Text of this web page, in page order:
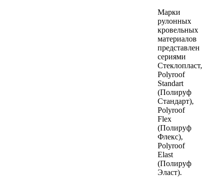
Марки
рулонных
кровельных
материалов
представлен
сериями
Стеклопласт,
Polyroof
Standart
(Полируф
Стандарт),
Polyroof
Flex
(Полируф
Флекс),
Polyroof
Elast
(Полируф
Эласт).